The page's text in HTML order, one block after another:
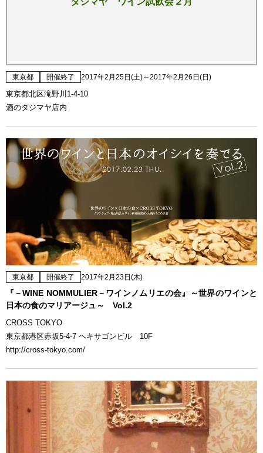
東京都 開催終了 2017年2月25日(土)～2017年2月26日(日)
東京都北区滝野川1-4-10
酒のタジマヤ店内
東京都 開催終了 2017年2月23日(木)
『－WINE NOMMULIER－ワインノムリエの会』～世界のワインと
日本の食のマリアージュ～ Vol.2
CROSS TOKYO
東京都港区赤坂5-4-7 ヘキサゴンビル 10F
http://cross-tokyo.com/